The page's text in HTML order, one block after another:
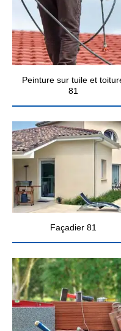
Peinture sur tuile et
81
Façadier 81